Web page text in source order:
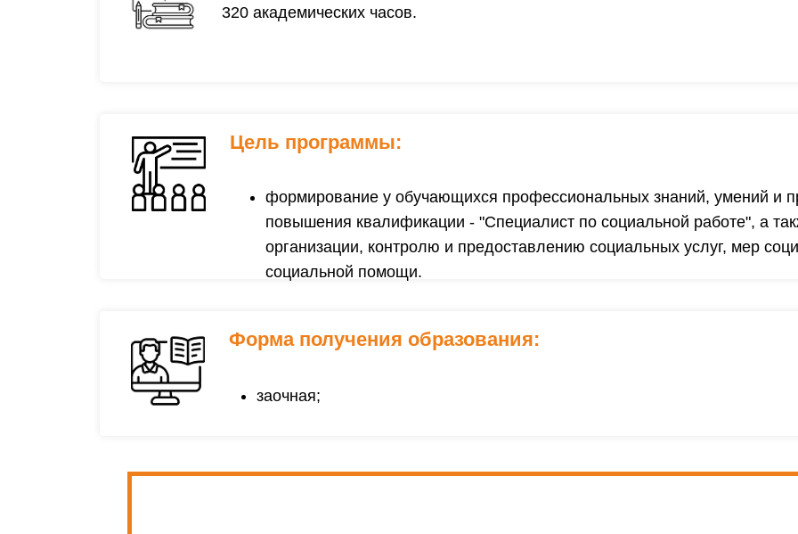
Цель программы:
320 академических часов.
заочная;
Форма получения образования:
формирование у обучающихся профессиональных знаний, умений и
повышения квалификации - "Специалист по социальной работе", а
организации, контролю и предоставлению социальных услуг, мер
социальной помощи.